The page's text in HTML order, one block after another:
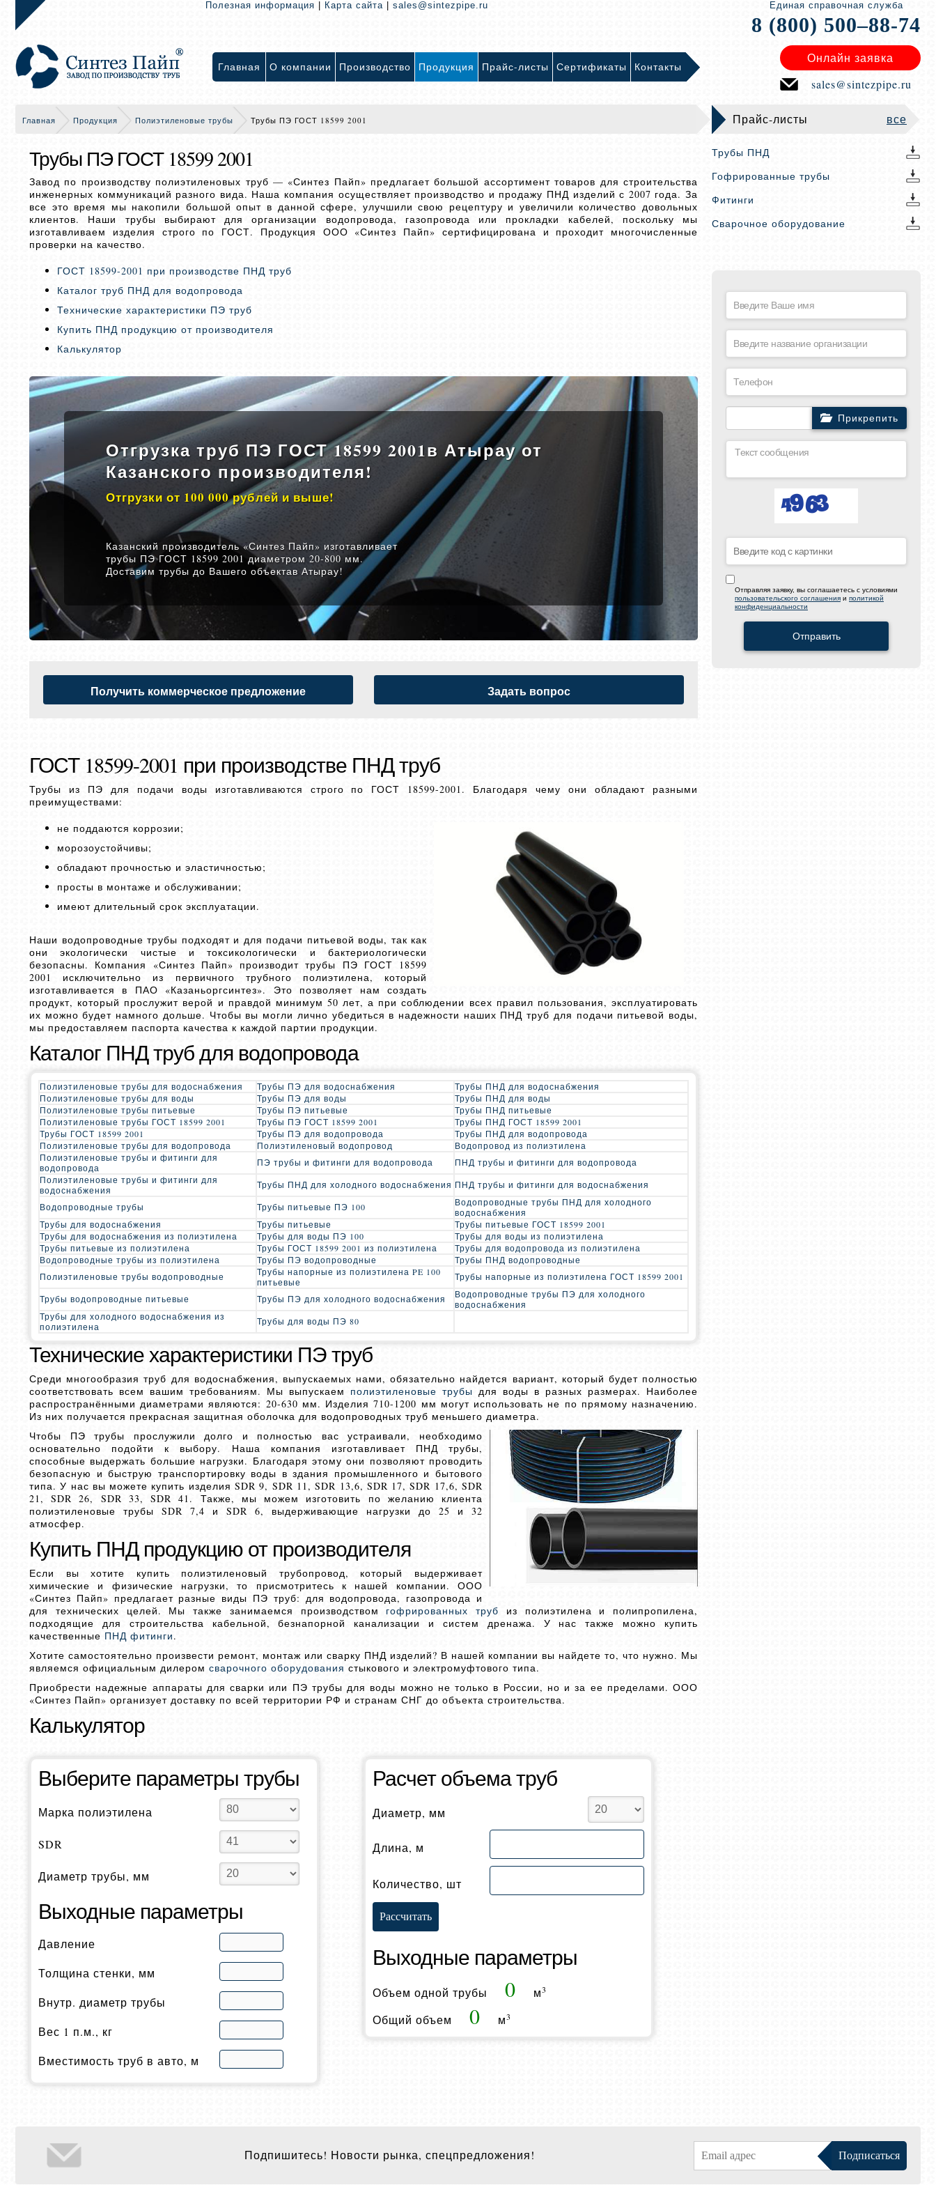
Полезная информация Карта сайта sales@sintezpipe.ru Единая справочная служба
8 (800) 500–88-74
Главная О компании Производство Продукция Прайс-листы Сертификаты Контакты
Онлайн заявка
sales@sintezpipe.ru
Главная Продукция Полиэтиленовые трубы Трубы ПЭ ГОСТ 18599 2001
Трубы ПЭ ГОСТ 18599 2001
Завод по производству полиэтиленовых труб — «Синтез Пайп» предлагает большой ассортимент товаров для строительства
инженерных коммуникаций разного вида. Наша компания осуществляет производство и продажу ПНД изделий с 2007 года. За
все это время мы накопили большой опыт в данной сфере, улучшили свою рецептуру и увеличили количество довольных
клиентов. Наши трубы выбирают для организации водопровода, газопровода или прокладки кабелей, поскольку мы
изготавливаем изделия строго по ГОСТ. Продукция ООО «Синтез Пайп» сертифицирована и проходит многочисленные
проверки на качество.
ГОСТ 18599-2001 при производстве ПНД труб
Каталог труб ПНД для водопровода
Технические характеристики ПЭ труб
Купить ПНД продукцию от производителя
Калькулятор
Отгрузка труб ПЭ ГОСТ 18599 2001в Атырау от
Казанского производителя!
Отгрузки от 100 000 рублей и выше!
Казанский производитель «Синтез Пайп» изготавливает
трубы ПЭ ГОСТ 18599 2001 диаметром 20-800 мм.
Доставим трубы до Вашего объектав Атырау!
Получить коммерческое предложение Задать вопрос
ГОСТ 18599-2001 при производстве ПНД труб
Трубы из ПЭ для подачи воды изготавливаются строго по ГОСТ 18599-2001. Благодаря чему они обладают разными
преимуществами:
не поддаются коррозии;
морозоустойчивы;
обладают прочностью и эластичностью;
просты в монтаже и обслуживании;
имеют длительный срок эксплуатации.
Наши водопроводные трубы подходят и для подачи питьевой воды, так как
они экологически чистые и токсикологически и бактериологически
безопасны. Компания «Синтез Пайп» производит трубы ПЭ ГОСТ 18599
2001 исключительно из первичного трубного полиэтилена, который
изготавливается в ПАО «Казаньоргсинтез». Это позволяет нам создать
продукт, который прослужит верой и правдой минимум 50 лет, а при соблюдении всех правил пользования, эксплуатировать
их можно будет намного дольше. Чтобы вы могли лично убедиться в надежности наших ПНД труб для подачи питьевой воды,
мы предоставляем паспорта качества к каждой партии продукции.
Каталог ПНД труб для водопровода
Полиэтиленовые трубы для водоснабжения Трубы ПЭ для водоснабжения
Трубы ПНД для водоснабжения
Полиэтиленовые трубы для воды
Трубы ПЭ для воды
Трубы ПНД для воды
Полиэтиленовые трубы питьевые
Трубы ПЭ питьевые
Трубы ПНД питьевые
Полиэтиленовые трубы ГОСТ 18599 2001
Трубы ПЭ ГОСТ 18599 2001
Трубы ПНД ГОСТ 18599 2001
Трубы ГОСТ 18599 2001
Трубы ПЭ для водопровода
Трубы ПНД для водопровода
Полиэтиленовые трубы для водопровода
Полиэтиленовый водопровод
Водопровод из полиэтилена
Полиэтиленовые трубы и фитинги для
водопровода
ПЭ трубы и фитинги для водопровода
ПНД трубы и фитинги для водопровода
Полиэтиленовые трубы и фитинги для
водоснабжения
Трубы ПНД для холодного водоснабжения ПНД трубы и фитинги для водоснабжения
Водопроводные трубы
Трубы питьевые ПЭ 100
Водопроводные трубы ПНД для холодного
водоснабжения
Трубы для водоснабжения
Трубы питьевые
Трубы питьевые ГОСТ 18599 2001
Трубы для водоснабжения из полиэтилена
Трубы для воды ПЭ 100
Трубы для воды из полиэтилена
Трубы питьевые из полиэтилена
Трубы ГОСТ 18599 2001 из полиэтилена
Трубы для водопровода из полиэтилена
Водопроводные трубы из полиэтилена
Трубы ПЭ водопроводные
Трубы ПНД водопроводные
Полиэтиленовые трубы водопроводные
Трубы напорные из полиэтилена PE 100
питьевые
Трубы напорные из полиэтилена ГОСТ 18599 2001
Трубы водопроводные питьевые
Трубы ПЭ для холодного водоснабжения
Водопроводные трубы ПЭ для холодного
водоснабжения
Трубы для холодного водоснабжения из
полиэтилена
Трубы для воды ПЭ 80
Технические характеристики ПЭ труб
Среди многообразия труб для водоснабжения, выпускаемых нами, обязательно найдется вариант, который будет полностью
соответствовать всем вашим требованиям. Мы выпускаем полиэтиленовые трубы для воды в разных размерах. Наиболее
распространёнными диаметрами являются: 20-630 мм. Изделия 710-1200 мм могут использовать не по прямому назначению.
Из них получается прекрасная защитная оболочка для водопроводных труб меньшего диаметра.
Чтобы ПЭ трубы прослужили долго и полностью вас устраивали, необходимо
основательно подойти к выбору. Наша компания изготавливает ПНД трубы,
способные выдержать большие нагрузки. Благодаря этому они позволяют проводить
безопасную и быструю транспортировку воды в здания промышленного и бытового
типа. У нас вы можете купить изделия SDR 9, SDR 11, SDR 13,6, SDR 17, SDR 17,6, SDR
21, SDR 26, SDR 33, SDR 41. Также, мы можем изготовить по желанию клиента
полиэтиленовые трубы SDR 7,4 и SDR 6, выдерживающие нагрузки до 25 и 32
атмосфер.
Купить ПНД продукцию от производителя
Если вы хотите купить полиэтиленовый трубопровод, который выдерживает
химические и физические нагрузки, то присмотритесь к нашей компании. ООО
«Синтез Пайп» предлагает разные виды ПЭ труб: для водопровода, газопровода и
для технических целей. Мы также занимаемся производством гофрированных труб из полиэтилена и полипропилена,
подходящие для строительства кабельной, безнапорной канализации и систем дренажа. У нас также можно купить
качественные ПНД фитинги.
Хотите самостоятельно произвести ремонт, монтаж или сварку ПНД изделий? В нашей компании вы найдете то, что нужно. Мы
являемся официальным дилером сварочного оборудования стыкового и электромуфтового типа.
Приобрести надежные аппараты для сварки или ПЭ трубы для воды можно не только в России, но и за ее пределами. ООО
«Синтез Пайп» организует доставку по всей территории РФ и странам СНГ до объекта строительства.
Калькулятор
Выберите параметры трубы
Марка полиэтилена
SDR
Диаметр трубы, мм
Выходные параметры
Давление
Толщина стенки, мм
Внутр. диаметр трубы
Вес 1 п.м., кг
Вместимость труб в авто, м
Расчет объема труб
Диаметр, мм
Длина, м
Количество, шт
Выходные параметры
Объем одной трубы 0 м3
Общий объем 0 м3
Прайс-листы все
Трубы ПНД
Гофрированные трубы
Фитинги
Сварочное оборудование
Прикрепить
Отправляя заявку, вы соглашаетесь с условиями
пользовательского соглашения и политикой
конфиденциальности
Отправить
Подпишитесь! Новости рынка, спецпредложения!